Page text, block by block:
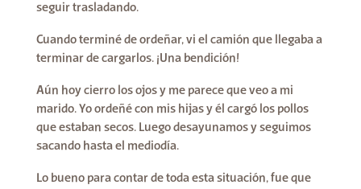
seguir trasladando.
Cuando terminé de ordeñar, vi el camión que llegaba a
terminar de cargarlos. ¡Una bendición!
Aún hoy cierro los ojos y me parece que veo a mi
marido. Yo ordeñé con mis hijas y él cargó los pollos
que estaban secos. Luego desayunamos y seguimos
sacando hasta el mediodía.
Lo bueno para contar de toda esta situación, fue que